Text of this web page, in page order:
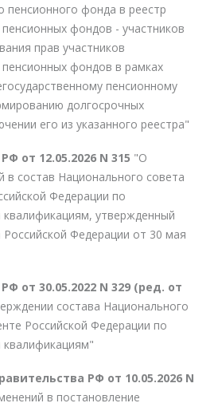
пенсионного фонда в реестр
пенсионных фондов - участников
прав участников
пенсионных фондов в рамках
пенсионному
долгосрочных
его из указанного реестра"
от 12.05.2026 N 315 "О
в состав Национального совета
Федерации по
утвержденный
Федерации от 30 мая
от 30.05.2022 N 329 (ред. от
состава Национального
Российской Федерации по
РФ от 10.05.2026 N
в постановление